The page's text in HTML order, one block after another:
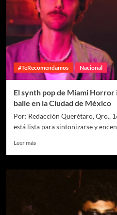
#TeRecomendamos Nacional
El synth pop de Miami Horror
baile en la Ciudad de México
Por: Redacción Querétaro, Qro.,
está lista para sintonizarse y
Leer más